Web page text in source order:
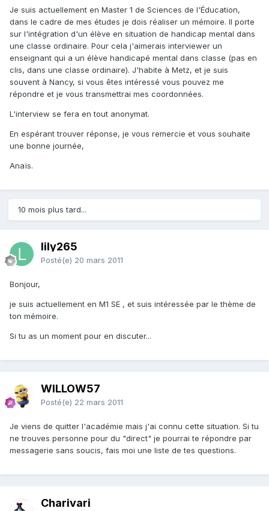
Je suis actuellement en Master 1 de Sciences de l'Éducation,
dans le cadre de mes études je dois réaliser un mémoire. Il porte
sur l'intégration d'un élève en situation de handicap mental dans
une classe ordinaire. Pour cela j'aimerais interviewer un
enseignant qui a un élève handicapé mental dans classe (pas en
clis, dans une classe ordinaire). J'habite à Metz, et je suis
souvent à Nancy, si vous êtes intéressé vous pouvez me
répondre et je vous transmettrai mes coordonnées.
L'interview se fera en tout anonymat.
En espérant trouver réponse, je vous remercie et vous souhaite
une bonne journée,
Anaïs.
10 mois plus tard...
lily265
Posté(e) 20 mars 2011
Bonjour,
je suis actuellement en M1 SE , et suis intéressée par le thème de
ton mémoire.
Si tu as un moment pour en discuter...
WILLOW57
Posté(e) 22 mars 2011
Je viens de quitter l'académie mais j'ai connu cette situation. Si tu
ne trouves personne pour du "direct" je pourrai te répondre par
messagerie sans soucis, fais moi une liste de tes questions.
Charivari